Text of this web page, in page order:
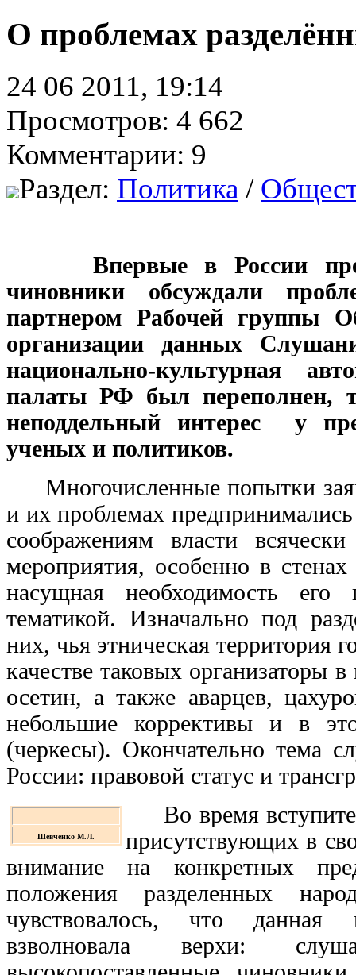
О проблемах
24 06 2011, 19:14
Просмотров: 4 662
Комментарии: 9
Раздел: Политика /
Впервые в России
чиновники обсуждали
партнером Рабочей группы
организации данных
национально-культурная
палаты РФ был переполнен,
неподдельный интерес у
ученых и политиков.
Многочисленные попытки
и их проблемах
соображениям власти
мероприятия, особенно в
насущная необходимость
тематикой. Изначально под
них, чья этническая территория
качестве таковых организаторы
осетин, а также аварцев,
небольшие коррективы и в
(черкесы). Окончательно тема
России: правовой статус и
Шевченко М.Л.
Во время
присутствующих в
внимание на конкретных
положения разделенных
чувствовалось, что данная
взволновала верхи: